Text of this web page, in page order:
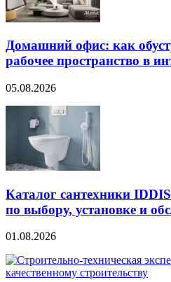
Домашний офис: как
рабочее пространство в
05.08.2026
Каталог сантехники
по выбору, установке и
01.08.2026